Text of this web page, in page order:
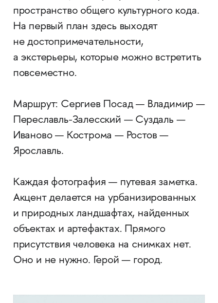
пространство общего культурного кода.
На первый план здесь выходят
не достопримечательности,
а экстерьеры, которые можно встретить
повсеместно.
Маршрут: Сергиев Посад — Владимир —
Переславль-Залесский — Суздаль —
Иваново — Кострома — Ростов —
Ярославль.
Каждая фотография — путевая заметка.
Акцент делается на урбанизированных
и природных ландшафтах, найденных
объектах и артефактах. Прямого
присутствия человека на снимках нет.
Оно и не нужно. Герой — город.